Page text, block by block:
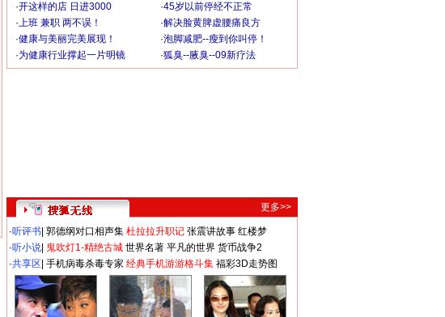
·开这样的店 日进3000 ·45岁以前停经不正常
·上班 兼职 两不误！ ·解决脸黄脾虚腰痛良方
·健康与美丽完美展现！ ·泡脚减肥--瘦到你叫停！
·为健康行业撑起一片明镜 ·狐臭--腋臭--09新疗法
更多>>
·听评书 郭德纲对口相声集 杜拉拉升职记 张震讲故事 红楼梦
·听小说 鬼吹灯1-精绝古城 世界名著 平凡的世界 货币战争2
·共享区 手机病毒杀毒专家 经典手机游游格斗集 福彩3D走势图